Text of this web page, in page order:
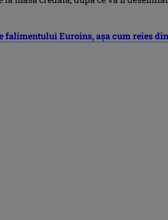
falimentului Euroins, așa cum reies din